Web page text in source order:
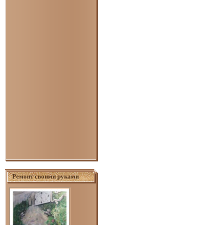
Ремонт своими руками